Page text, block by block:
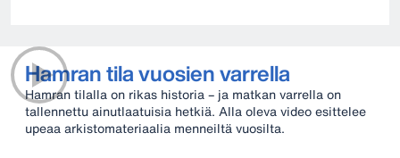
Hamran tila vuosien varrella
Hamran tilalla on rikas historia – ja matkan varrella on
tallennettu ainutlaatuisia hetkiä. Alla oleva video esittelee
upeaa arkistomateriaalia menneiltä vuosilta.